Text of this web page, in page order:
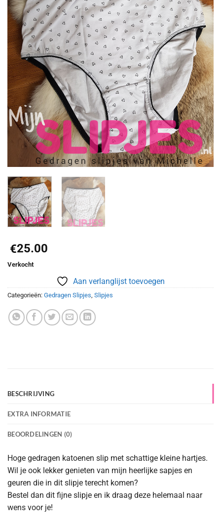
€25.00
Verkocht
Aan verlanglijst toevoegen
Categorieën: Gedragen Slipjes Slipjes
BESCHRIJVING
EXTRA INFORMATIE
BEOORDELINGEN (0)
Hoge gedragen katoenen slip met schattige kleine hartjes.
Wil je ook lekker genieten van mijn heerlijke sapjes en
geuren die in dit slipje terecht komen?
Bestel dan dit fijne slipje en ik draag deze helemaal naar
wens voor je!